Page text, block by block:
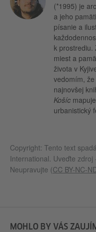
(*1995) je
a jeho
písanie a
k prostrediu.
miest a
života v
vedomím,
najnovšej
Košíc
urbanistický
Copyright: Tento text
International. Uveďte
Neupravujte (CC BY-NC-
MOHLO BY VÁS